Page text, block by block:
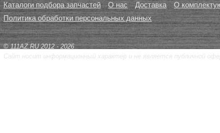
Каталоги подбора запчастей О нас Доставка
О
Политика обработки персональных данных
© 111AZ.RU 2012 - 2026
Сайт носит информационный характер и не является публичной